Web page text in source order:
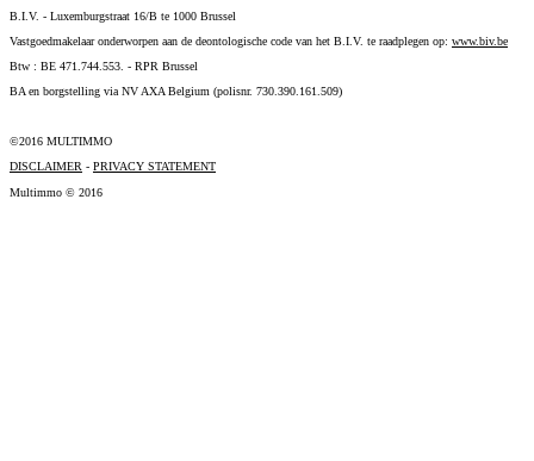
B.I.V. - Luxemburgstraat 16/B te 1000 Brussel
Vastgoedmakelaar onderworpen aan de deontologische code van het B.I.V. te raadplegen op: www.biv.be
Btw : BE 471.744.553. - RPR Brussel
BA en borgstelling via NV AXA Belgium (polisnr. 730.390.161.509)
©2016 MULTIMMO
DISCLAIMER - PRIVACY STATEMENT
Multimmo © 2016